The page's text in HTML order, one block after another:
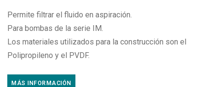
Permite filtrar el fluido en aspiración.
Para bombas de la serie IM.
Los materiales utilizados para la construcción son el
Polipropileno y el PVDF.
MÁS INFORMACIÓN